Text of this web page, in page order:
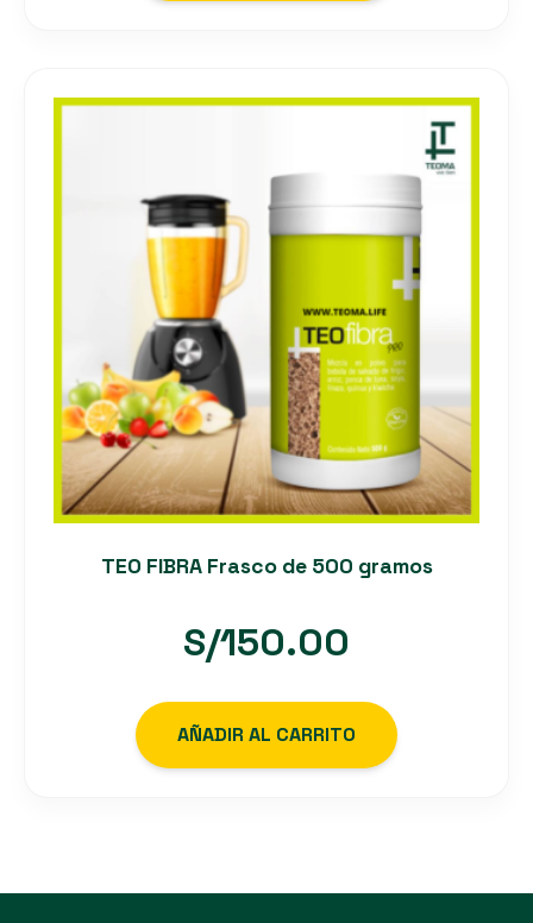
TEO FIBRA Frasco de 500 gramos
S/150.00
AÑADIR AL CARRITO